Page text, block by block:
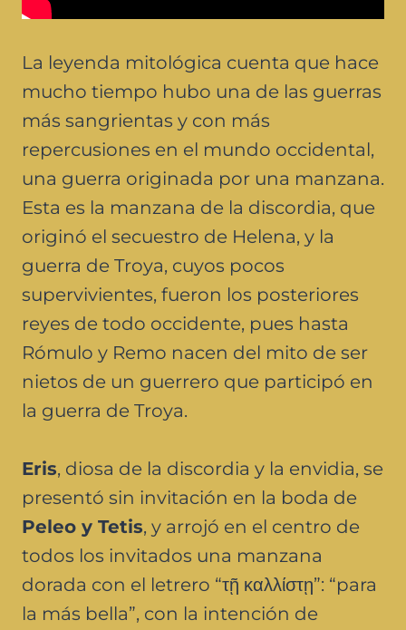
La leyenda mitológica cuenta que hace
mucho tiempo hubo una de las guerras
más sangrientas y con más
repercusiones en el mundo occidental,
una guerra originada por una manzana.
Esta es la manzana de la discordia, que
originó el secuestro de Helena, y la
guerra de Troya, cuyos pocos
supervivientes, fueron los posteriores
reyes de todo occidente, pues hasta
Rómulo y Remo nacen del mito de ser
nietos de un guerrero que participó en
la guerra de Troya.
Eris, diosa de la discordia y la envidia, se
presentó sin invitación en la boda de
Peleo y Tetis, y arrojó en el centro de
todos los invitados una manzana
dorada con el letrero “τῇ καλλίστῃ”: “para
la más bella”, con la intención de